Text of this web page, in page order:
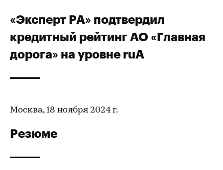
«Эксперт РА» подтвердил
кредитный рейтинг АО «Главная
дорога» на уровне ruA
Москва, 18 ноября 2024 г.
Резюме